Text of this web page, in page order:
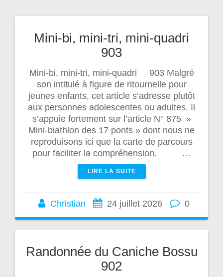
Mini-bi, mini-tri, mini-quadri
903
Mini-bi, mini-tri, mini-quadri 903 Malgré
son intitulé à figure de ritournelle pour
jeunes enfants, cet article s’adresse plutôt
aux personnes adolescentes ou adultes. Il
s’appuie fortement sur l’article N° 875 »
Mini-biathlon des 17 ponts » dont nous ne
reproduisons ici que la carte de parcours
pour faciliter la compréhension. …
LIRE LA SUITE
Christian 24 juillet 2026 0
Randonnée du Caniche Bossu
902